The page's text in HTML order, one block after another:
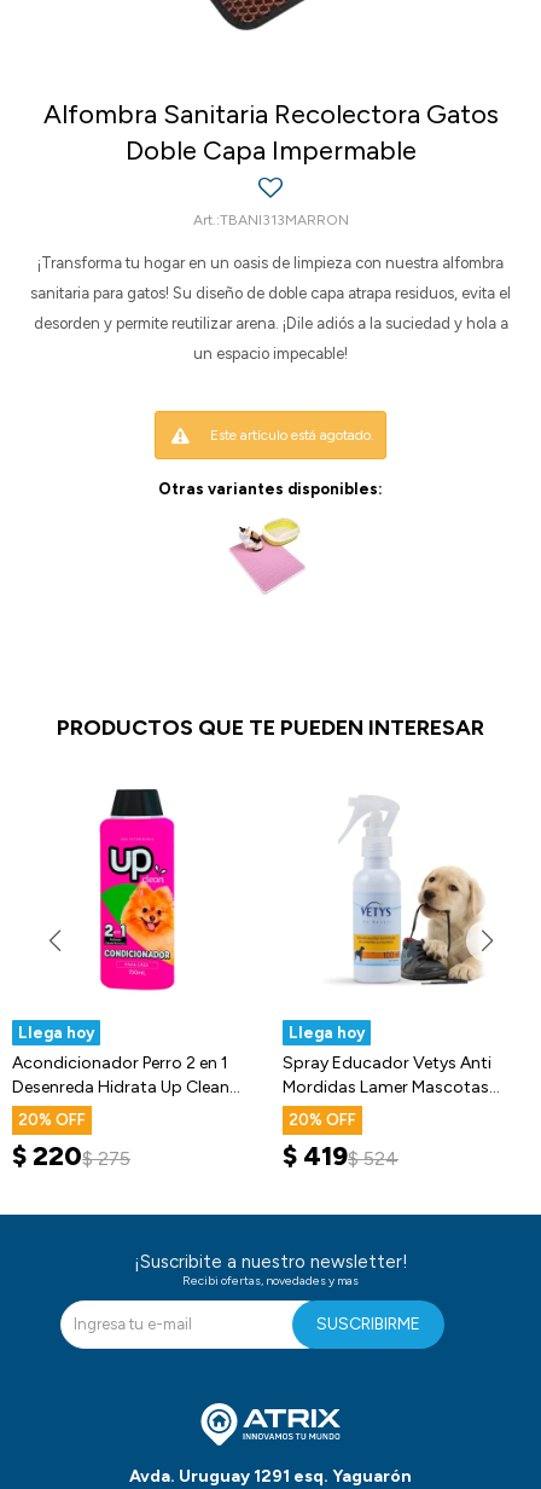
Alfombra Sanitaria Recolectora Gatos
Doble Capa Impermable
TBANI313MARRON
¡Transforma tu hogar en un oasis de limpieza con nuestra alfombra
sanitaria para gatos! Su diseño de doble capa atrapa residuos, evita el
desorden y permite reutilizar arena. ¡Dile adiós a la suciedad y hola a
un espacio impecable!
Este artículo está agotado.
Otras variantes disponibles:
PRODUCTOS QUE TE PUEDEN INTERESAR
Llega hoy
Acondicionador Perro 2 en 1
Desenreda Hidrata Up Clean
750ml
20
$220$ 275
Llega hoy
Spray Educador Vetys Anti
Mordidas Lamer Mascotas
Perro
20
$ 419$ 524
Avda. Uruguay 1291 esq. Yaguarón
¡Suscribite a nuestro newsletter!
Recibi ofertas, novedades y mas
SUSCRIBIRME